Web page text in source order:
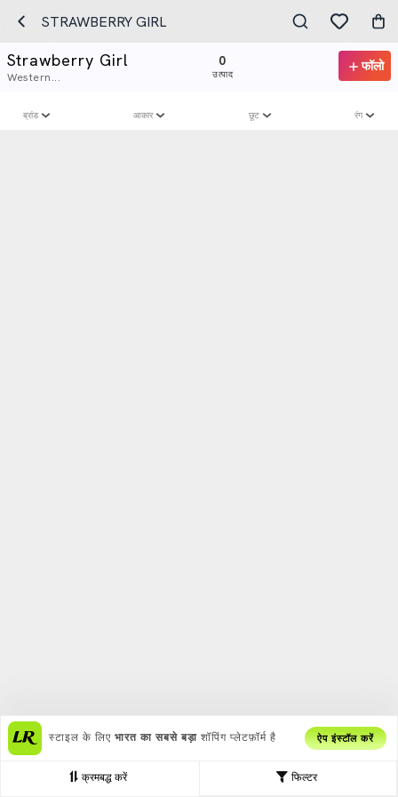
STRAWBERRY GIRL
Strawberry Girl
Western...
0
उत्पाद
फॉलो
फिल्टर
क्रमबद्ध करें
ब्रांड आकार छूट रंग
स्टाइल के लिए भारत का सबसे बड़ा शॉपिंग प्लेटफ़ॉर्म है ऐप इंस्टॉल करें